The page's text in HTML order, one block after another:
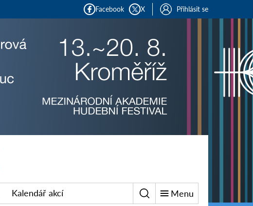
Facebook X Přihlásit se
Kalendář akcí Menu